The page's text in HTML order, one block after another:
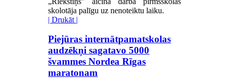
skolotāja palīguuz nenoteiktu laiku.
| Drukāt |
Piejūras internātpamatskolas
audzēkņi sagatavo 5000
švammes Nordea Rīgas
maratonam